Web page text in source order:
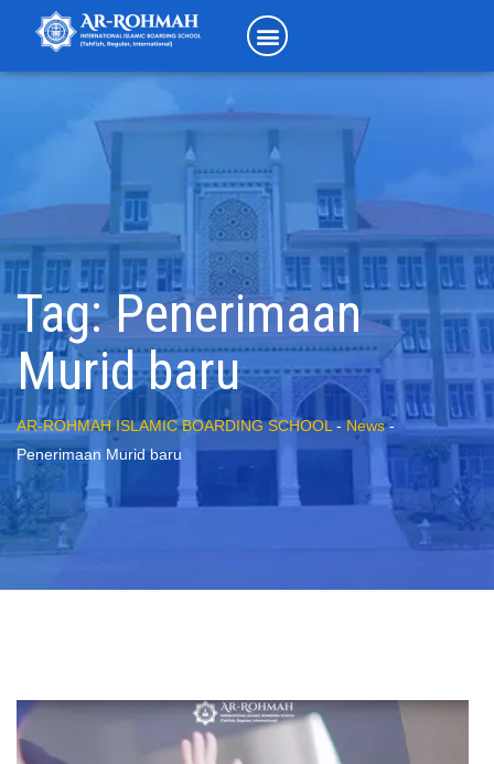
Tag:Penerimaan
Murid baru
AR-ROHMAH ISLAMIC BOARDING SCHOOL-News-
Penerimaan Murid baru